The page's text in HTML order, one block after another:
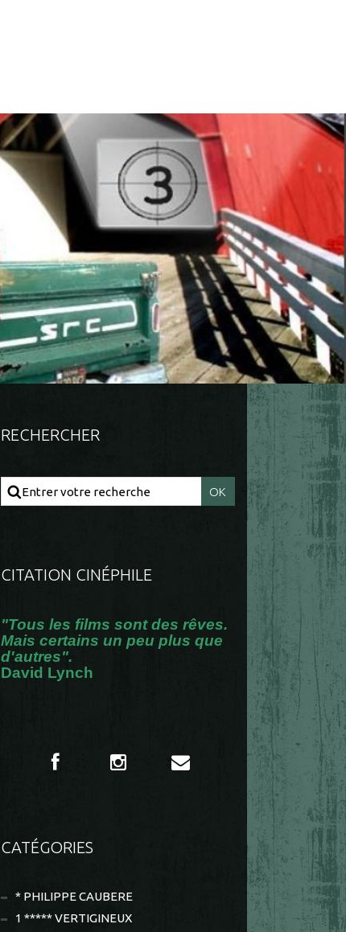
RECHERCHER
CITATION CINÉPHILE
"Tous les films sont des rêves.
Mais certains un peu plus que
d'autres".
David Lynch
CATÉGORIES
* PHILIPPE CAUBERE
1 ***** VERTIGINEUX